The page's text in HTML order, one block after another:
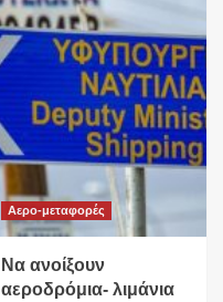
Αερο-μεταφορές
Να ανοίξουν
αεροδρόμια- λιμάνια